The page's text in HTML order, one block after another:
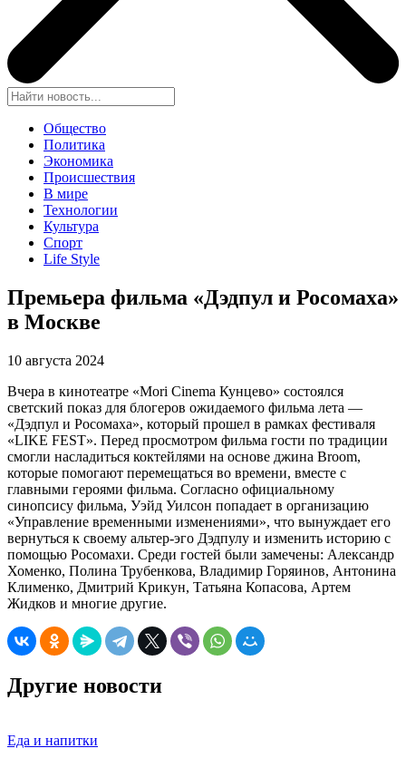
Общество
Политика
Экономика
Происшествия
В мире
Технологии
Культура
Спорт
Life Style
Премьера фильма «Дэдпул и Росомаха»
в Москве
10 августа 2024
Вчера в кинотеатре «Mori Cinema Кунцево» состоялся
светский показ для блогеров ожидаемого фильма лета —
«Дэдпул и Росомаха», который прошел в рамках фестиваля
«LIKE FEST». Перед просмотром фильма гости по традиции
смогли насладиться коктейлями на основе джина Broom,
которые помогают перемещаться во времени, вместе с
главными героями фильма. Согласно официальному
синопсису фильма, Уэйд Уилсон попадает в организацию
«Управление временными изменениями», что вынуждает его
вернуться к своему альтер-эго Дэдпулу и изменить историю с
помощью Росомахи. Среди гостей были замечены: Александр
Хоменко, Полина Трубенкова, Владимир Горяинов, Антонина
Клименко, Дмитрий Крикун, Татьяна Копасова, Артем
Жидков и многие другие.
Другие новости
Еда и напитки